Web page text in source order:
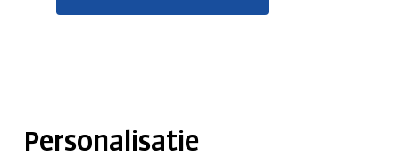
Personalisatie